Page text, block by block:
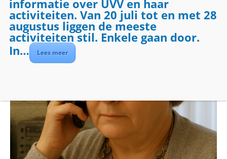
Telefooncirkel
1 januari 2027 @ 08:30 -09:30
informatie over UVV en haar
activiteiten. Van 20 juli tot en met 28
augustus liggen de meeste
activiteiten stil. Enkele gaan door.
In…
Lees meer